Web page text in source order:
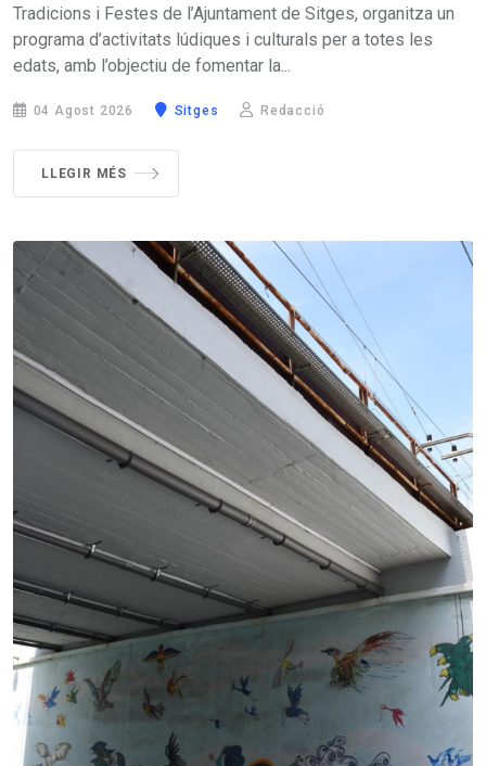
Tradicions i Festes de l’Ajuntament de Sitges, organitza un
programa d’activitats lúdiques i culturals per a totes les
edats, amb l’objectiu de fomentar la...
04 Agost 2026 Sitges Redacció
LLEGIR MÉS